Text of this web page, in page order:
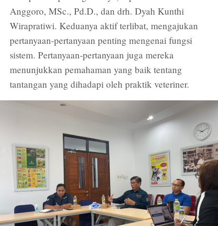
Anggoro, MSc., Pd.D., dan drh. Dyah Kunthi
Wirapratiwi. Keduanya aktif terlibat, mengajukan
pertanyaan-pertanyaan penting mengenai fungsi
sistem. Pertanyaan-pertanyaan juga mereka
menunjukkan pemahaman yang baik tentang
tantangan yang dihadapi oleh praktik veteriner.